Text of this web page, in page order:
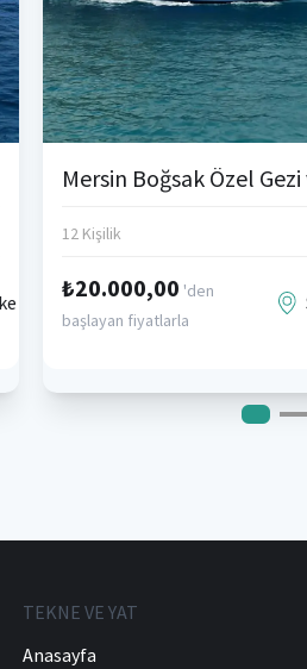
12 Kişilik
₺20.000,00 'den
başlayan fiyatlarla
TEKNE VE YAT
Anasayfa